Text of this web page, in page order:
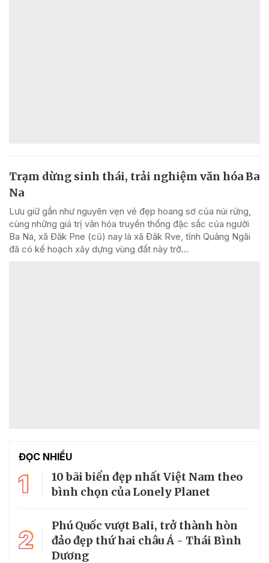
Trạm dừng sinh thái, trải nghiệm văn hóa Ba
Na
Lưu giữ gần như nguyên vẹn vẻ đẹp hoang sơ của núi rừng,
cùng những giá trị văn hóa truyền thống đặc sắc của người
Ba Na, xã Đăk Pne (cũ) nay là xã Đăk Rve, tỉnh Quảng Ngãi
đã có kế hoạch xây dựng vùng đất này trở...
ĐỌC NHIỀU
1
10 bãi biển đẹp nhất Việt Nam theo
bình chọn của Lonely Planet
2
Phú Quốc vượt Bali, trở thành hòn
đảo đẹp thứ hai châu Á - Thái Bình
Dương